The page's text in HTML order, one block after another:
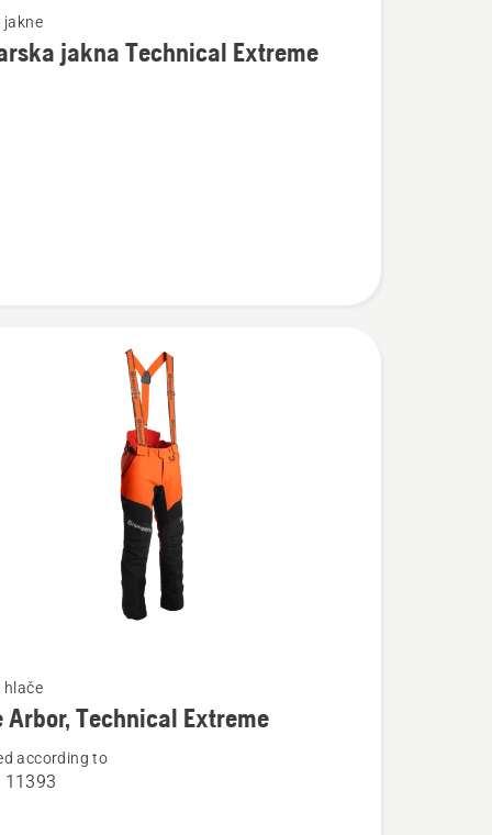
jakne
jakna Technical Extreme
hlače
Arbor, Technical Extreme
according to
11393